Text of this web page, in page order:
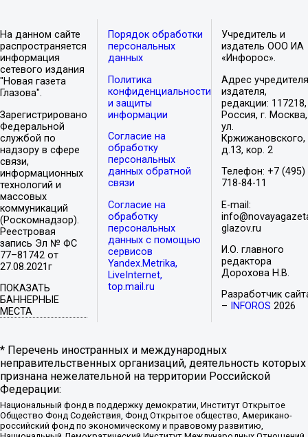
На данном сайте
распространяется
информация
сетевого издания
"Новая газета
Глазова".
Зарегистрировано
Федеральной
службой по
надзору в сфере
связи,
информационных
технологий и
массовых
коммуникаций
(Роскомнадзор).
Реестровая
запись Эл № ФС
77–81742 от
27.08.2021г
ПОКАЗАТЬ
БАННЕРНЫЕ
МЕСТА
Порядок обработки
персональных
данных
Политика
конфиденциальности
и защиты
информации
Согласие на
обработку
персональных
данных обратной
связи
Согласие на
обработку
персональных
данных с помощью
сервисов
Yandex.Metrika,
LiveInternet,
top.mail.ru
Учредитель и
издатель ООО ИА
«Инфорос».
Адрес
издателя,
редакции: 117218,
Россия, г. Москва,
ул.
Кржижановского,
д.13, кор. 2
Телефон: +7 (495)
718-84-11
E-mail:
glazov.ru
И.О. главного
редактора
Дорохова Н.В.
Разработчик
–
INFOROS 2026
* Перечень иностранных и международных
неправительственных организаций, деятельность которых
признана нежелательной на территории Российской
Федерации:
Национальный фонд в поддержку демократии, Институт Открытое
Общество Фонд Содействия, Фонд Открытое общество, Американо-
российский фонд по экономическому и правовому развитию,